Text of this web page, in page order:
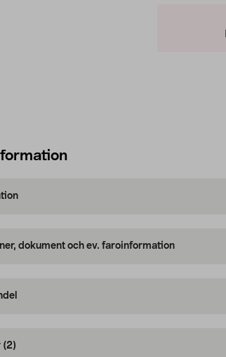
dokument och ev. faroinformation
(2)